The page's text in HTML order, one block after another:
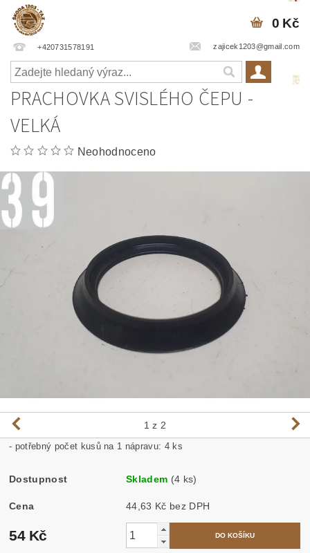
+420731578191 zajicek1203@gmail.com
0 Kč
PRACHOVKA SVISLÉHO ČEPU -
VELKÁ
Neohodnoceno
1 z 2
- potřebný počet kusů na 1 nápravu: 4 ks
Dostupnost Skladem (4 ks)
Cena 44,63 Kč bez DPH
54 Kč